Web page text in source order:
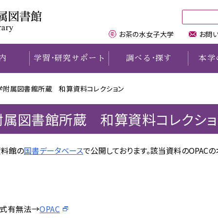
用規程
ャラクター紹介
館&歴史資料館で
動する学生
用案内
生用図書購入リクエスト
からの資料の取り寄せ
図書館・資料室一覧
卒業生・修了生・元職員の方
文京区民の方
相互利用協定機関の方
学習・研究サポート
習会情報
習支援サポーター）
調べる ・探す
Search
・電子リソース一覧
ジャーナルリスト
ラル・アーツ図書リスト
本学
学の学術雑誌
bookサービス
の博士論文リスト
性研究者名鑑
茶大の歩み
タルアーカイブズ
お茶の水女子大学 お問
附属図書館所蔵 和算資料コレクション
図書館所蔵 和算資料コレクシ
館の国書データベースで公開しております。該当資料のOPACの
有無法→OPAC